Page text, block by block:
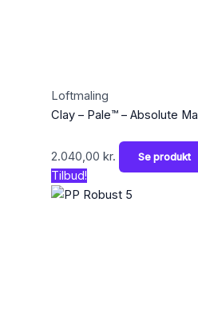
Loftmaling
Clay – Pale™ – Absolute
2.040,00 kr. Se produkt
Tilbud!